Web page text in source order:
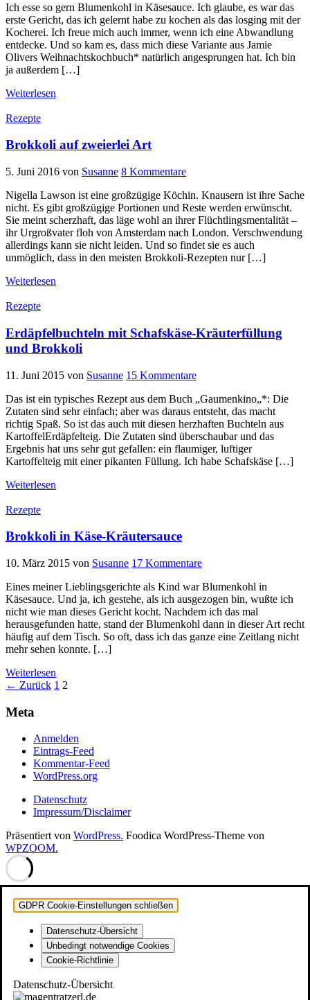
Ich esse so gern Blumenkohl in Käsesauce. Ich glaube, es war das
erste Gericht, das ich gelernt habe zu kochen als das losging mit der
Kocherei. Ich freue mich auch immer, wenn ich eine Abwandlung
entdecke. Und so kam es, dass mich diese Variante aus Jamie
Olivers Weihnachtskochbuch* natürlich angesprungen hat. Ich bin
ja außerdem […]
Weiterlesen
Rezepte
Brokkoli auf zweierlei Art
5. Juni 2016 von Susanne 8 Kommentare
Nigella Lawson ist eine großzügige Köchin. Knausern ist ihre Sache
nicht. Es gibt großzügige Portionen und Reste werden erwünscht.
Sie meint scherzhaft, das läge wohl an ihrer Flüchtlingsmentalität –
ihr Urgroßvater floh von Amsterdam nach London. Verschwendung
allerdings kann sie nicht leiden. Und so findet sie es auch
unmöglich, dass in den meisten Brokkoli-Rezepten nur […]
Weiterlesen
Rezepte
Erdäpfelbuchteln mit Schafskäse-Kräuterfüllung
und Brokkoli
11. Juni 2015 von Susanne 15 Kommentare
Das ist ein typisches Rezept aus dem Buch „Gaumenkino„*: Die
Zutaten sind sehr einfach; aber was daraus entsteht, das macht
richtig Spaß. So ist das auch mit diesen herzhaften Buchteln aus
KartoffelErdäpfelteig. Die Zutaten sind überschaubar und das
Ergebnis hat uns sehr gut gefallen: ein flaumiger, luftiger
Kartoffelteig mit einer pikanten Füllung. Ich habe Schafskäse […]
Weiterlesen
Rezepte
Brokkoli in Käse-Kräutersauce
10. März 2015 von Susanne 17 Kommentare
Eines meiner Lieblingsgerichte als Kind war Blumenkohl in
Käsesauce. Und ja, ich gestehe, als ich ausgezogen bin, wußte ich
nicht wie man dieses Gericht kocht. Nachdem ich das mal
herausgefunden hatte, stand der Blumenkohl dann in dieser Art recht
häufig auf dem Tisch. So oft, dass ich das ganze eine Zeitlang nicht
mehr sehen konnte. […]
Weiterlesen
Seitennummerierung
der
← Zurück 1 2
Meta
Anmelden
Eintrags-Feed
Kommentar-Feed
WordPress.org
Datenschutz
Impressum/Disclaimer
Präsentiert von WordPress. Foodica WordPress-Theme von
WPZOOM.
GDPR Cookie-Einstellungen schließen
Datenschutz-Übersicht
Unbedingt notwendige Cookies
Cookie-Richtlinie
Datenschutz-Übersicht